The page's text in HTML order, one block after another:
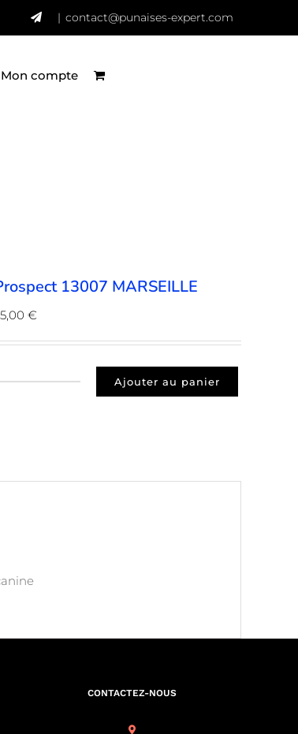
| contact@punaises-expert.com
Mon compte
13007 MARSEILLE
€
Ajouter au panier
CONTACTEZ-NOUS